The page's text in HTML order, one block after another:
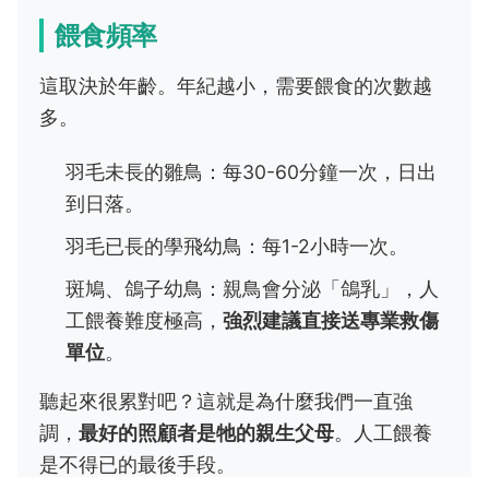
餵食頻率
這取決於年齡。年紀越小，需要餵食的次數越
多。
羽毛未長的雛鳥：每30-60分鐘一次，日出
到日落。
羽毛已長的學飛幼鳥：每1-2小時一次。
斑鳩、鴿子幼鳥：親鳥會分泌「鴿乳」，人
工餵養難度極高， 強烈建議直接送專業救傷
單位。
聽起來很累對吧？這就是為什麼我們一直強
調， 最好的照顧者是牠的親生父母。人工餵養
是不得已的最後手段。